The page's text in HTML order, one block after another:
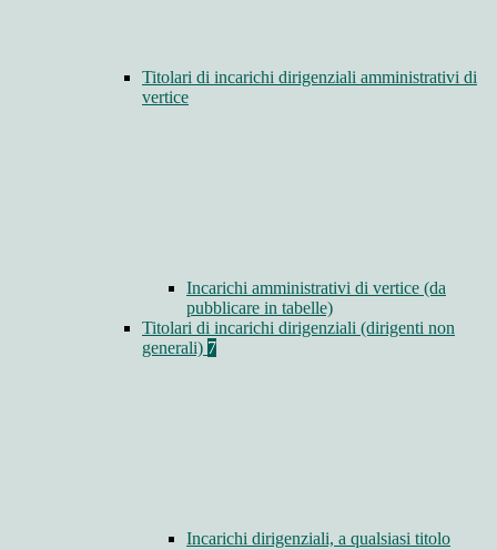
Titolari di incarichi dirigenziali amministrativi di
vertice
Incarichi amministrativi di vertice (da
pubblicare in tabelle)
Titolari di incarichi dirigenziali (dirigenti non
generali) 7
Incarichi dirigenziali, a qualsiasi titolo